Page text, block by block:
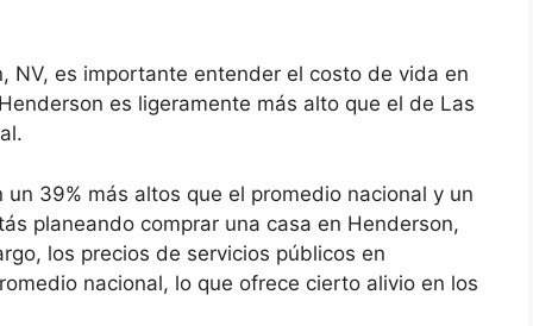
NV, es importante entender el costo de vida en
es ligeramente más alto que el de Las
39% más altos que el promedio nacional y un
planeando comprar una casa en Henderson,
los precios de servicios públicos en
nacional, lo que ofrece cierto alivio en los